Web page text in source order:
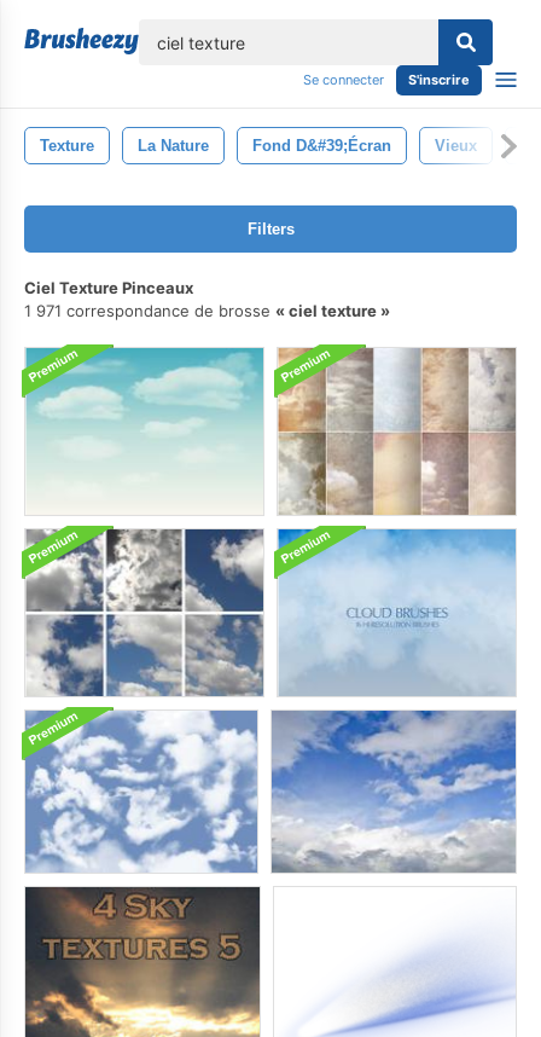
Se connecter S'inscrire
Texture La Nature Fond D&#39;écran Vieux
Filters
Ciel Texture Pinceaux
1 971 correspondance de brosse
ciel texture